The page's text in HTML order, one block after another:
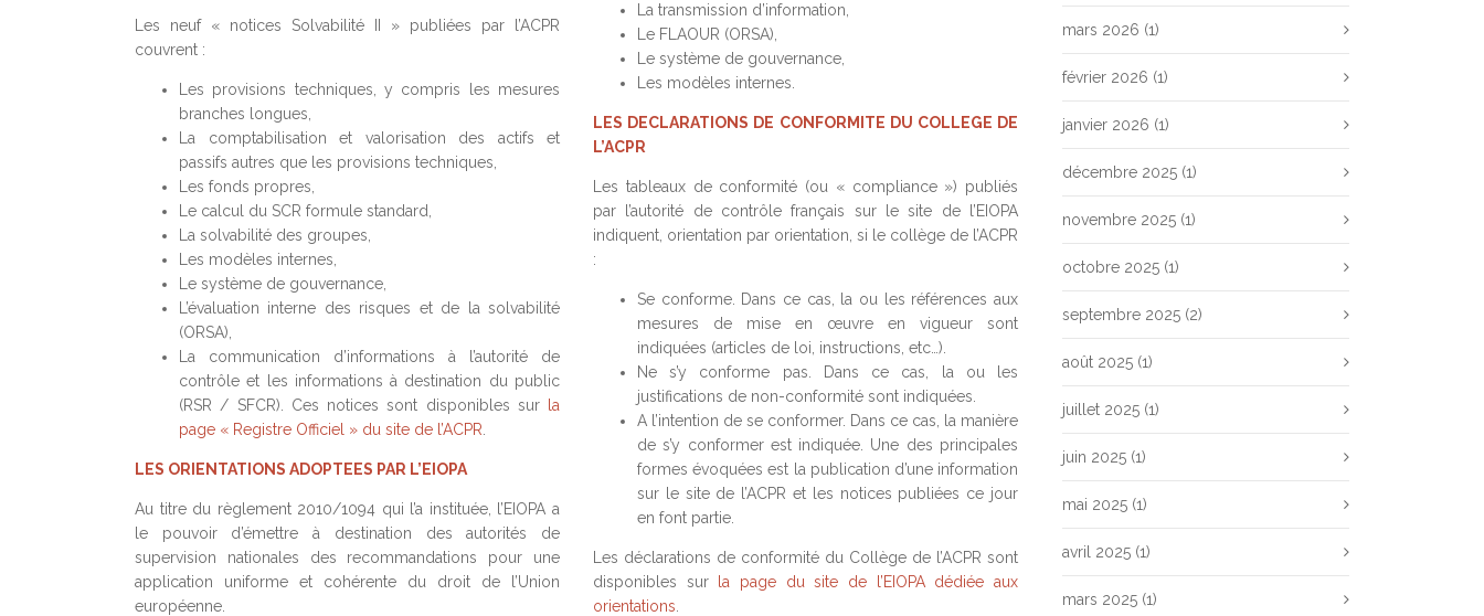
Les neuf « notices Solvabilité II » publiées par l’ACPR
couvrent :
Les provisions techniques, y compris les mesures
branches longues,
La comptabilisation et valorisation des actifs et
passifs autres que les provisions techniques,
Les fonds propres,
Le calcul du SCR formule standard,
La solvabilité des groupes,
Les modèles internes,
Le système de gouvernance,
L’évaluation interne des risques et de la solvabilité
(ORSA),
La communication d’informations à l’autorité de
contrôle et les informations à destination du public
(RSR / SFCR). Ces notices sont disponibles sur
la
page « Registre Officiel » du site de l’ACPR
LES ORIENTATIONS ADOPTEES PAR L’EIOPA
Au titre du règlement 2010/1094 qui l’a instituée, l’EIOPA a
le pouvoir d’émettre à destination des autorités de
supervision nationales des recommandations pour une
application uniforme et cohérente du droit de l’Union
européenne.
La transmission d’information,
Le FLAOUR (ORSA),
Le système de gouvernance,
Les modèles internes.
LES DECLARATIONS DE CONFORMITE DU COLLEGE DE
L’ACPR
Les tableaux de conformité (ou « compliance ») publiés
par l’autorité de contrôle français sur le site de l’EIOPA
indiquent, orientation par orientation, si le collège de l’ACPR
:
Se conforme. Dans ce cas, la ou les références aux
mesures de mise en œuvre en vigueur sont
indiquées (articles de loi, instructions, etc…).
Ne s’y conforme pas. Dans ce cas, la ou les
justifications de non-conformité sont indiquées.
A l’intention de se conformer. Dans ce cas, la manière
de s’y conformer est indiquée. Une des principales
formes évoquées est la publication d’une information
sur le site de l’ACPR et les notices publiées ce jour
en font partie.
Les déclarations de conformité du Collège de l’ACPR sont
disponibles sur
la page du site de l’EIOPA dédiée aux
orientations
mars 2026 (1)
février 2026 (1)
janvier 2026 (1)
décembre 2025 (1)
novembre 2025 (1)
octobre 2025 (1)
septembre 2025 (2)
août 2025 (1)
juillet 2025 (1)
juin 2025 (1)
mai 2025 (1)
avril 2025 (1)
mars 2025 (1)